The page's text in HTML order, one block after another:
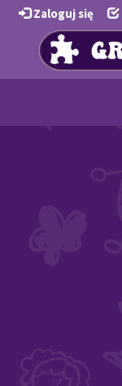
Zaloguj się